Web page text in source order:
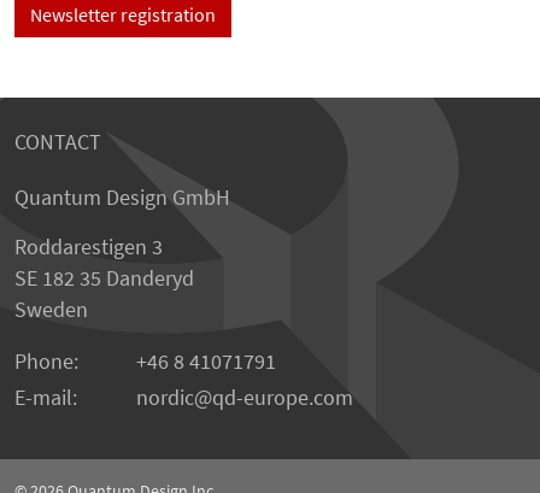
Newsletter registration
CONTACT
Quantum Design GmbH
Roddarestigen 3
SE 182 35 Danderyd
Sweden
Phone:
+46 8 41071791
E-mail:
nordic qd-europe.com